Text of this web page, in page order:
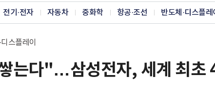
전기·전자 자동차 중화학 항공·조선 반도체·디스플레
스플레이
는다"…삼성전자, 세계 최초